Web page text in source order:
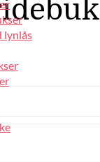
lynlås